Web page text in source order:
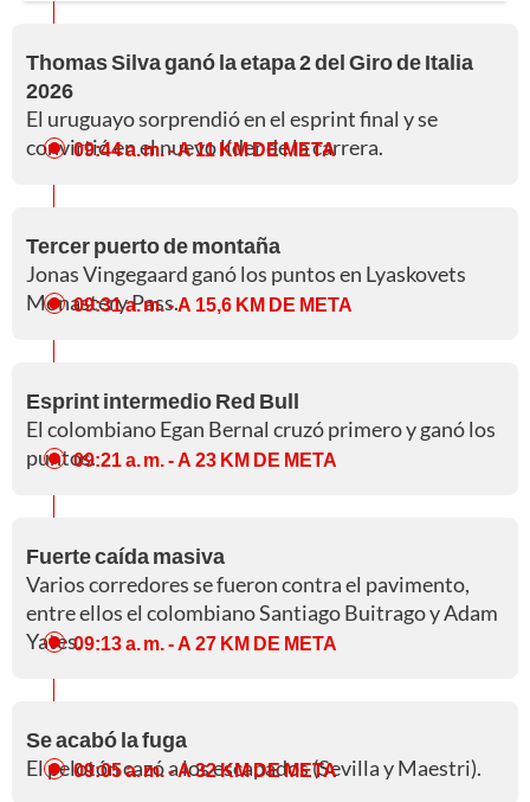
Thomas Silva ganó la etapa 2 del Giro de Italia
2026
El uruguayo sorprendió en el esprint final y se
convirtió en el nuevo líder de la carrera.
09:44 a. m.- A 11 KM DE META
Tercer puerto de montaña
Jonas Vingegaard ganó los puntos en Lyaskovets
Monastery Pass.
09:31 a. m.- A 15,6 KM DE META
Esprint intermedio Red Bull
El colombiano Egan Bernal cruzó primero y ganó los
puntos.09:21 a. m.- A 23 KM DE META
Fuerte caída masiva
Varios corredores se fueron contra el pavimento,
entre ellos el colombiano Santiago Buitrago y Adam
Yates.09:13 a. m.- A 27 KM DE META
Se acabó la fuga
El pelotón cazó a los escapados (Sevilla y Maestri).
09:05 a. m.- A 32 KM DE META